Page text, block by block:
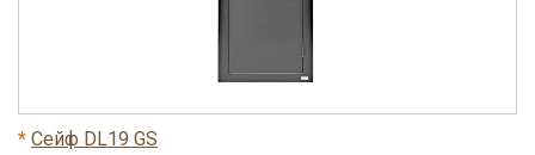
* Сейф DL19 GS